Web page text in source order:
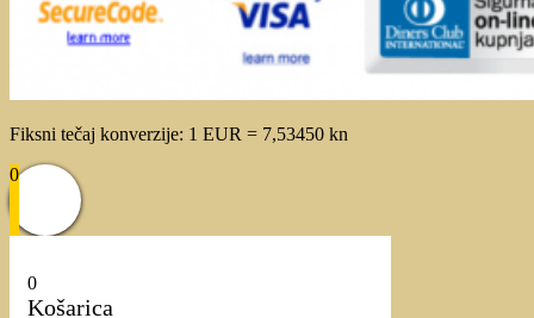
Fiksni tečaj konverzije: 1 EUR = 7,53450 kn
0
0
Košarica